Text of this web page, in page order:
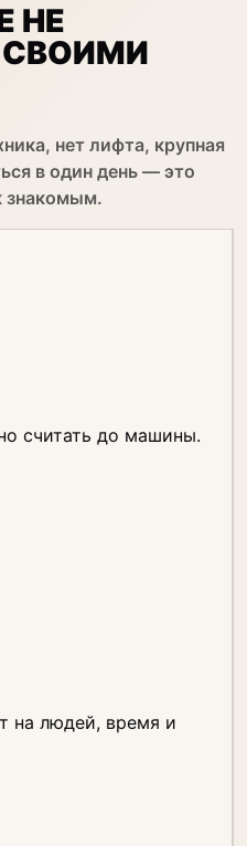
НЕ
нет лифта, крупная
в один день — это
знакомым.
считать до машины.
на людей, время и